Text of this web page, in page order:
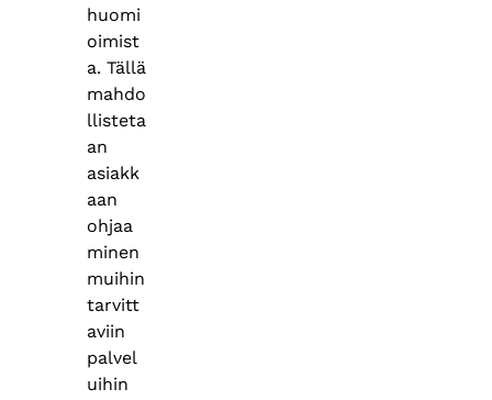
huomi
oimist
a. Tällä
mahdo
llisteta
an
asiakk
aan
ohjaa
minen
muihin
tarvitt
aviin
palvel
uihin